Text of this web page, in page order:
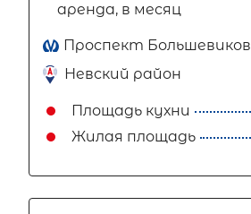
аренда, в месяц
Проспект Большевиков
Невский район
Площадь кухни
Жилая площадь